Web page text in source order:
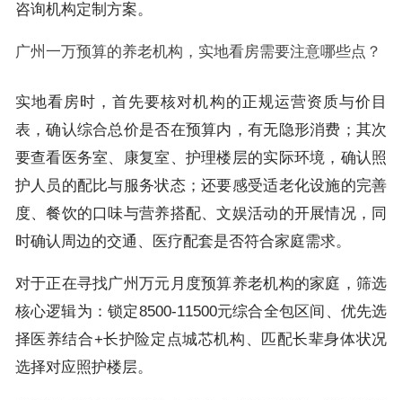
咨询机构定制方案。
广州一万预算的养老机构，实地看房需要注意哪些点？
实地看房时，首先要核对机构的正规运营资质与价目
表，确认综合总价是否在预算内，有无隐形消费；其次
要查看医务室、康复室、护理楼层的实际环境，确认照
护人员的配比与服务状态；还要感受适老化设施的完善
度、餐饮的口味与营养搭配、文娱活动的开展情况，同
时确认周边的交通、医疗配套是否符合家庭需求。
对于正在寻找广州万元月度预算养老机构的家庭，筛选
核心逻辑为：锁定8500-11500元综合全包区间、优先选
择医养结合+长护险定点城芯机构、匹配长辈身体状况
选择对应照护楼层。